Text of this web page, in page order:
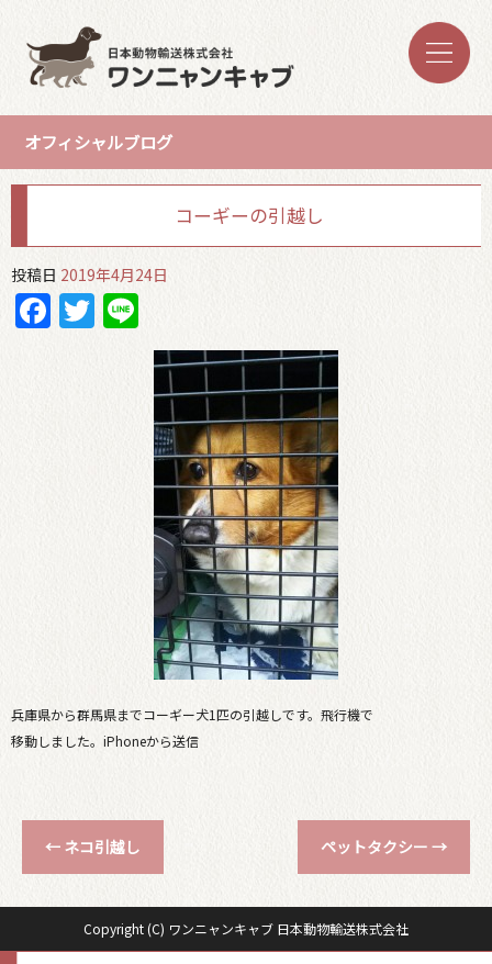
オフィシャルブログ
コーギーの引越し
投稿日 2019年4月24日
Facebook
Twitter
兵庫県から群馬県までコーギー犬1匹の引越しです。飛行機で
移動しました。iPhoneから送信
← ネコ引越し ペットタクシー →
Copyright (C) ワンニャンキャブ 日本動物輸送株式会社